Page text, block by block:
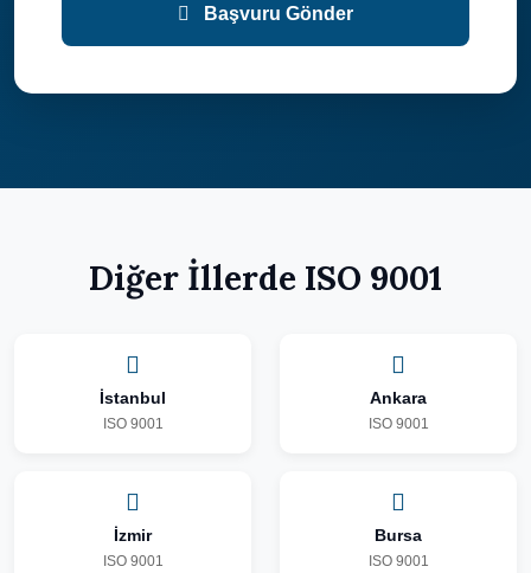
Başvuru Gönder
Diğer İllerde ISO 9001
İstanbul
ISO 9001
Ankara
ISO 9001
İzmir
ISO 9001
Bursa
ISO 9001